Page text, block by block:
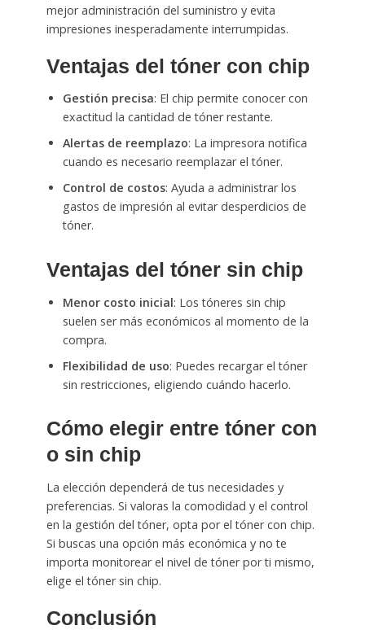
mejor administración del suministro y evita
impresiones inesperadamente interrumpidas.
Ventajas del tóner con chip
Gestión precisa: El chip permite conocer con
exactitud la cantidad de tóner restante.
Alertas de reemplazo: La impresora notifica
cuando es necesario reemplazar el tóner.
Control de costos: Ayuda a administrar los
gastos de impresión al evitar desperdicios de
tóner.
Ventajas del tóner sin chip
Menor costo inicial: Los tóneres sin chip
suelen ser más económicos al momento de la
compra.
Flexibilidad de uso: Puedes recargar el tóner
sin restricciones, eligiendo cuándo hacerlo.
Cómo elegir entre tóner con
o sin chip
La elección dependerá de tus necesidades y
preferencias. Si valoras la comodidad y el control
en la gestión del tóner, opta por el tóner con chip.
Si buscas una opción más económica y no te
importa monitorear el nivel de tóner por ti mismo,
elige el tóner sin chip.
Conclusión